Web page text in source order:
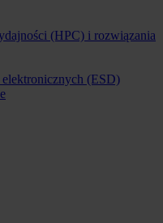
(HPC) i rozwiązania
(ESD)